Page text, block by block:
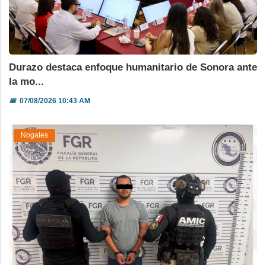
Durazo destaca enfoque humanitario de Sonora ante
la mo...
📅07/08/2026 10:43 AM
Nogales